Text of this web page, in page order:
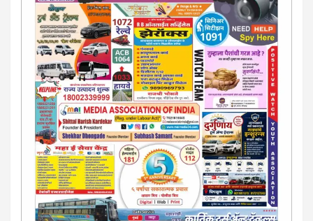
कायदेशीर सल्ला देऊ. - आजच संपर्क साधा- भारत साेनुले-8888207374
या AD सतिश कुंभार -9860944728
मराठी.. इंग्रजी पेपरला जाहिरात द्यायची संपर्क साधा..
मराठी इंग्रजी दैनिकासाठी जिल्हा, राज्य आवृत्तीसाठी जाहिराती स्विकारल्या
जातील. नवशक्ती, फ्री प्रेस जर्नल साठी तुम्हीही तुमच्या नाेटीस द्या. बँक,
13/213/4 सेल्स , डिमांड नाेटीस इतरांच्यापेक्षा वाजवी दरात आम्ही आपली
जाहिरात पब्लिश करू. माेबा. 9420939699